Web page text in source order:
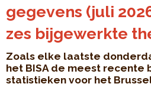
gegevens (juli
zes bijgewerkte
Zoals elke laatste
het BISA de meest recente
statistieken voor het